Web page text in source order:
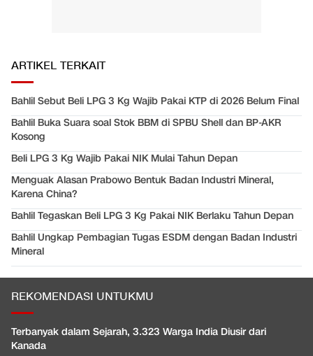
ARTIKEL TERKAIT
Bahlil Sebut Beli LPG 3 Kg Wajib Pakai KTP di 2026 Belum Final
Bahlil Buka Suara soal Stok BBM di SPBU Shell dan BP-AKR
Kosong
Beli LPG 3 Kg Wajib Pakai NIK Mulai Tahun Depan
Menguak Alasan Prabowo Bentuk Badan Industri Mineral,
Karena China?
Bahlil Tegaskan Beli LPG 3 Kg Pakai NIK Berlaku Tahun Depan
Bahlil Ungkap Pembagian Tugas ESDM dengan Badan Industri
Mineral
REKOMENDASI UNTUKMU
Terbanyak dalam Sejarah, 3.323 Warga India Diusir dari
Kanada